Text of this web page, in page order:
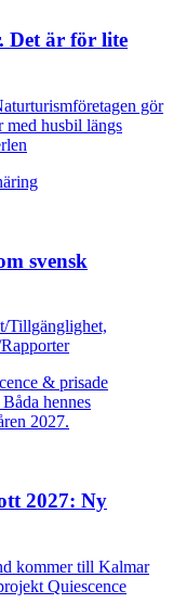
Det är för lite
gör
med husbil längs
svensk
Tillgänglighet,
2027: Ny
kommer till Kalmar
Quiescence